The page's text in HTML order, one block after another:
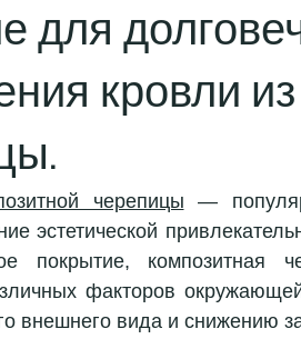
для
кровли
черепицы —
эстетической
покрытие, композитная
факторов
внешнего вида и снижению